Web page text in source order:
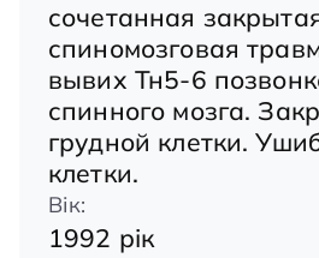
сочетанная
спиномозговая
вывих Тн5-6
спинного мозга.
грудной клетки.
клетки.
Вік:
1992 рік